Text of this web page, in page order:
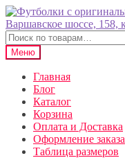
Перейти
к
навигации
Перейти
к
содержимому
Искать:
Меню
Главная
Блог
Каталог
Корзина
Оплата и Доставка
Оформление заказа
Таблица размеров